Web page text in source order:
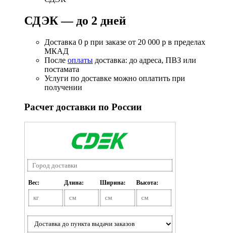
СДЭК — до 2 дней
Доставка 0 р при заказе от 20 000 р в пределах
МКАД
После оплаты доставка: до адреса, ПВЗ или
постамата
Услуги по доставке можно оплатить при
получении
Расчет доставки по России